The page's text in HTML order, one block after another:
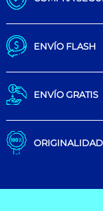
ENVÍO FLASH
ENVÍO GRATIS